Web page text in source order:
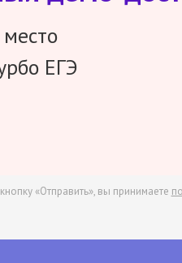
ЕГЭ
«Отправить», вы принимаете